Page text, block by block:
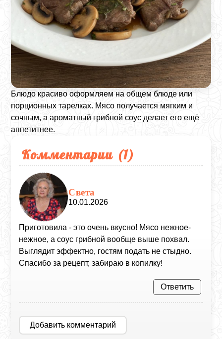
Блюдо красиво оформляем на общем блюде или
порционных тарелках. Мясо получается мягким и
сочным, а ароматный грибной соус делает его ещё
аппетитнее.
Комментарии (1)
Света
10.01.2026
Приготовила - это очень вкусно! Мясо нежное-
нежное, а соус грибной вообще выше похвал.
Выглядит эффектно, гостям подать не стыдно.
Спасибо за рецепт, забираю в копилку!
Ответить
Добавить комментарий